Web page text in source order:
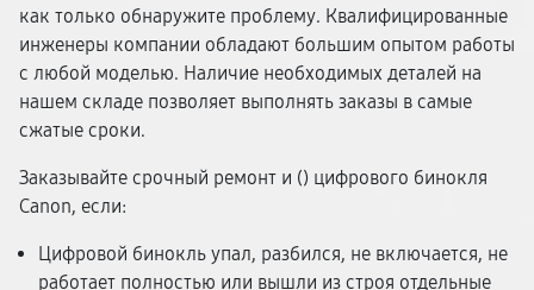
как только обнаружите проблему. Квалифицированные
инженеры компании обладают большим опытом работы
с любой моделью. Наличие необходимых деталей на
нашем складе позволяет выполнять заказы в самые
сжатые сроки.
Заказывайте срочный ремонт и () цифрового бинокля
Canon, если:
Цифровой бинокль упал, разбился, не включается, не
работает полностью или вышли из строя отдельные